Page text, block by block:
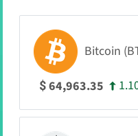
Bitcoin
$64,963.35